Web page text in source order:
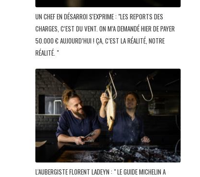
UN CHEF EN DÉSARROI S'EXPRIME : "LES REPORTS DES
CHARGES, C’EST DU VENT. ON M’A DEMANDÉ HIER DE PAYER
50.000 € AUJOURD’HUI ! ÇA, C’EST LA RÉALITÉ, NOTRE
RÉALITÉ. "
L'AUBERGISTE FLORENT LADEYN : " LE GUIDE MICHELIN A